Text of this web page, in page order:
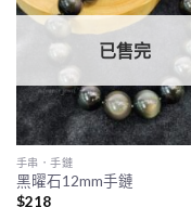
已售完
手串．手鏈
黑曜石12mm手鏈
$218